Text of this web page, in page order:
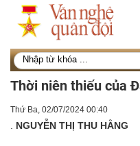
Thời niên thiếu của
Thứ Ba, 02/07/2024 00:40
. NGUYỄN THỊ THU HẰNG